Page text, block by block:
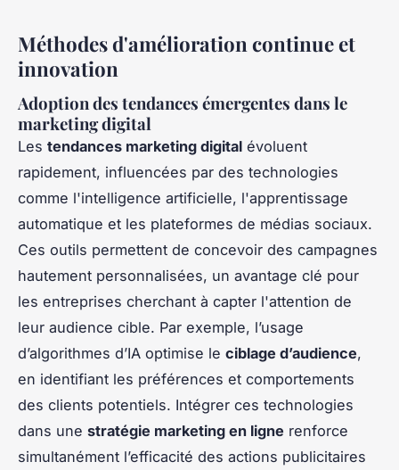
Méthodes d'amélioration continue et
innovation
Adoption des tendances émergentes dans le
marketing digital
Les tendances marketing digital évoluent
rapidement, influencées par des technologies
comme l'intelligence artificielle, l'apprentissage
automatique et les plateformes de médias sociaux.
Ces outils permettent de concevoir des campagnes
hautement personnalisées, un avantage clé pour
les entreprises cherchant à capter l'attention de
leur audience cible. Par exemple, l’usage
d’algorithmes d’IA optimise le ciblage d’audience,
en identifiant les préférences et comportements
des clients potentiels. Intégrer ces technologies
dans une stratégie marketing en ligne renforce
simultanément l’efficacité des actions publicitaires